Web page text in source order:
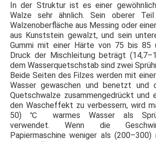
In der Struktur ist es einer
Walze sehr ähnlich. Sein oberer
Walzenoberfläche aus Messing oder
aus Kunststein gewalzt, und sein
Gummi mit einer Härte von 75 bis 85
Druck der Mischleitung beträgt
dem Wasserquetschstab sind zwei
Beide Seiten des Filzes werden mit
Wasser gewaschen und benetzt und
Quetschwalze zusammengedrückt und
den Wascheffekt zu verbessern, wird
50) ℃ warmes Wasser als
verwendet. Wenn die
Papiermaschine weniger als